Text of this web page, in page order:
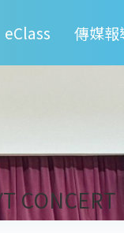
eClass 傳媒報
CONCERT